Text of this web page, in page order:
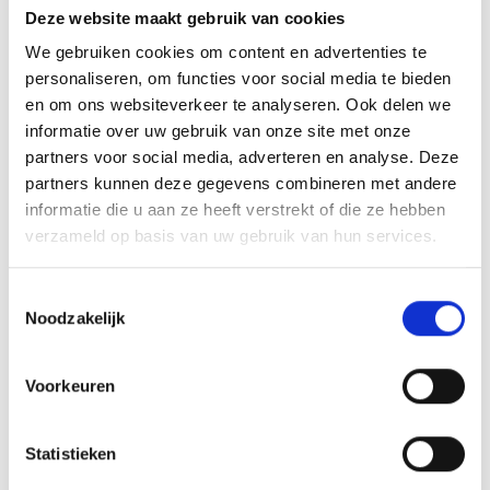
Deze website maakt gebruik van cookies
We gebruiken cookies om content en advertenties te
personaliseren, om functies voor social media te bieden
en om ons websiteverkeer te analyseren. Ook delen we
informatie over uw gebruik van onze site met onze
partners voor social media, adverteren en analyse. Deze
partners kunnen deze gegevens combineren met andere
informatie die u aan ze heeft verstrekt of die ze hebben
verzameld op basis van uw gebruik van hun services.
Noodzakelijk
Voorkeuren
Statistieken
RESERVE COMPACT KETTLE 57CM
RESERVEONDERDEEL
We hebben een groot assortiment Spare Parts. We helpen je graag om
het juiste onderdeel voor je barbecue te verkrijgen. Ben je op zoek naar
serienummer van je Barbecue en eventueel foto’s van de Barbecue
naarinfo@weberstore.nl
We gaan dan voor je aan de slag om het juiste onderdeel voor je te
We hebben de Spare Parts
op voorraad in Amersfoort. We
vinden het altijd gezellig als je langs komt in de winkel, maar de